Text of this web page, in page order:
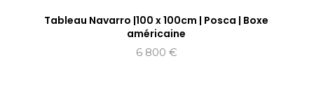
Tableau Navarro |100 x 100cm | Posca | Boxe
américaine
6 800 €